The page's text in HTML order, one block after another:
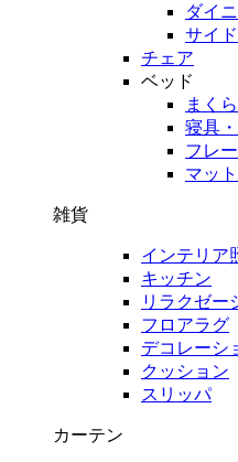
ダイ
サイ
チェア
ベッド
まくら
寝具
フレ
マッ
雑貨
インテリア
キッチン
リラクゼー
フロアラグ
デコレーシ
クッション
スリッパ
カーテン